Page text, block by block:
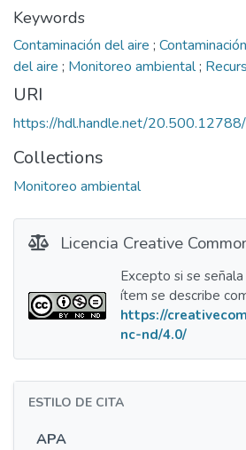
Keywords
Contaminación del aire ;
del aire ; Monitoreo ambiental;
URI
https://hdl.handle.net/
Collections
Monitoreo ambiental
Licencia Creative
Excepto si se
ítem se describe
https://
nc-nd/4.0/
ESTILO DE CITA
APA